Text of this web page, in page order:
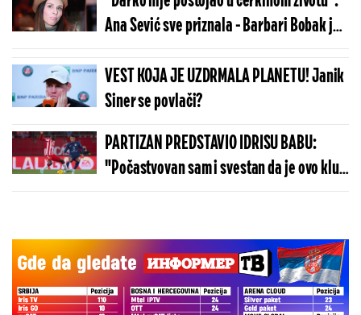
Ana Sević sve priznala - Barbari Bobak je
beskrajno zahvalna
VEST KOJA JE UZDRMALA PLANETU! Janik
Siner se povlači?
PARTIZAN PREDSTAVIO IDRISU BABU:
"Počastvovan sam i svestan da je ovo klub
sa velikom istorijom"